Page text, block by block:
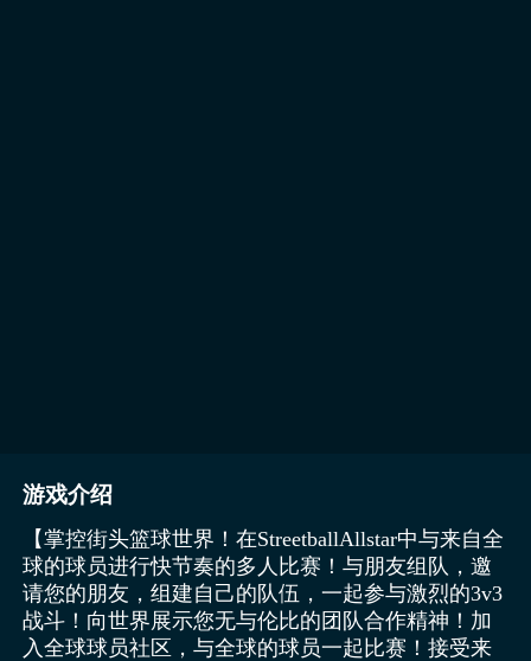
游戏介绍
【掌控街头篮球世界！在StreetballAllstar中与来自全
球的球员进行快节奏的多人比赛！与朋友组队，邀
请您的朋友，组建自己的队伍，一起参与激烈的3v3
战斗！向世界展示您无与伦比的团队合作精神！加
入全球球员社区，与全球的球员一起比赛！接受来